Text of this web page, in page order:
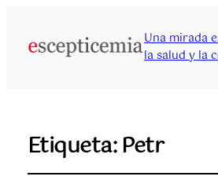
Una mirada
la salud y la
Etiqueta:Petr